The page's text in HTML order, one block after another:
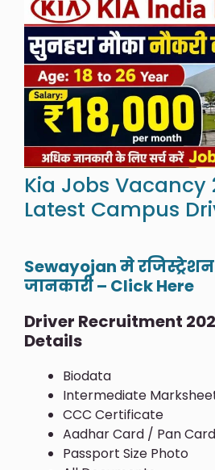
Kia Jobs Vacancy
Latest Campus
Sewayojan मे
जानकारी – Click Here
Driver Recruitment
Details
Biodata
Intermediate
CCC Certificate
Aadhar Card / Pan Card
Passport Size Photo